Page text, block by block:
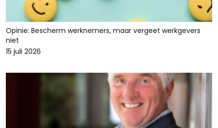
Opinie: Bescherm werknemers, maar vergeet werkgevers
niet
15 juli 2026